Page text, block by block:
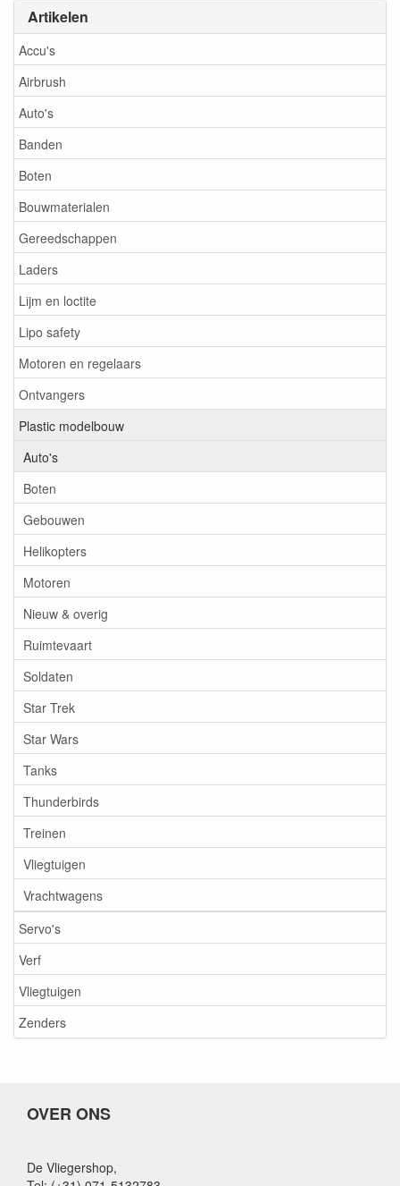
Artikelen
Accu's
Airbrush
Auto's
Banden
Boten
Bouwmaterialen
Gereedschappen
Laders
Lijm en loctite
Lipo safety
Motoren en regelaars
Ontvangers
Plastic modelbouw
Auto's
Boten
Gebouwen
Helikopters
Motoren
Nieuw & overig
Ruimtevaart
Soldaten
Star Trek
Star Wars
Tanks
Thunderbirds
Treinen
Vliegtuigen
Vrachtwagens
Servo's
Verf
Vliegtuigen
Zenders
OVER ONS
De Vliegershop,